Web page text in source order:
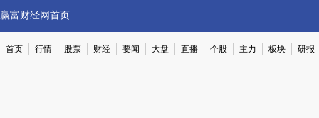
赢富财经网首页
首页 行情 股票 财经 要闻 大盘 直播 个股 主力 板块 研报